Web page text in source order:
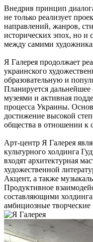
Внедрив принцип
не только реализует
направлений, жанров,
исторических эпох, но и
между самими
Я Галерея продолжает
украинского
образовательную и
Планируется дальнейшее
музеями и активная
процесса Украины.
достижение высокой
общества в отношении к
Арт-центр Я Галерея
культурного холдинга
входят архитектурная
художественной
Акцент, а также
Продуктивное
составляющими
амбициозные